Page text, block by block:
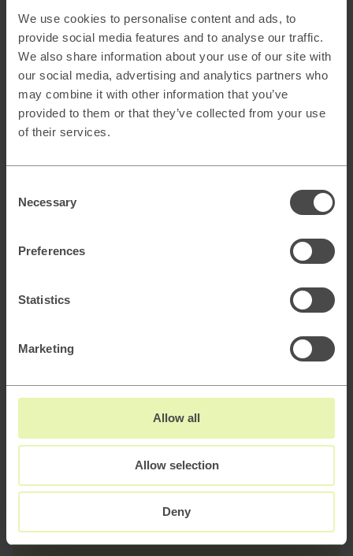
We use cookies to personalise content and ads, to
provide social media features and to analyse our traffic.
We also share information about your use of our site with
our social media, advertising and analytics partners who
may combine it with other information that you’ve
provided to them or that they’ve collected from your use
of their services.
Selection
Necessary
Preferences
Statistics
Marketing
Allow all
Allow selection
Deny
Marknadsföring &
kundförvärv
Explore →
Performance marketing